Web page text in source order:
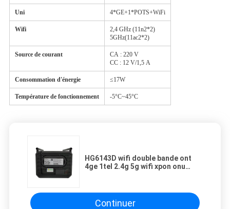
Uni 4*GE+1*POTS+WiFi
Wifi
2,4 GHz (11n2*2)
5GHz(11ac2*2)
Source de courant
CA : 220 V
CC : 12 V/1,5 A
Consommation d'énergie ≤17W
Température de fonctionnement -5°C~45°C
HG6143D wifi double bande ont
4ge 1tel 2.4g 5g wifi xpon onu
Continuer